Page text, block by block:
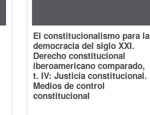
El constitucionalismo para la
democracia del siglo XXI.
Derecho constitucional
iberoamericano comparado,
t. IV: Justicia constitucional.
Medios de control
constitucional